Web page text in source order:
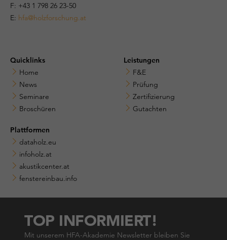
​​F: +43 1 798 26 23-50
E: hfa@holzforschung.at
Quicklinks
Home
News
Seminare
Broschüren
Leistungen
F&E
Prüfung
Zertifizierung
Gutachten
Plattformen
dataholz.eu
infoholz.at
akustikcenter.at
fenstereinbau.info
TOP INFORMIERT!
Mit unserem HFA-Akademie Newsletter bleiben Sie